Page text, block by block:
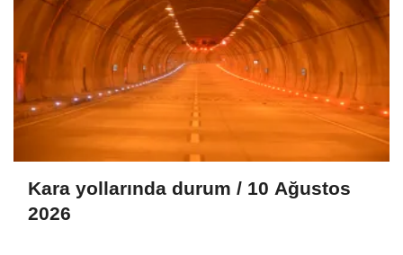
Kara yollarında durum / 10 Ağustos
2026